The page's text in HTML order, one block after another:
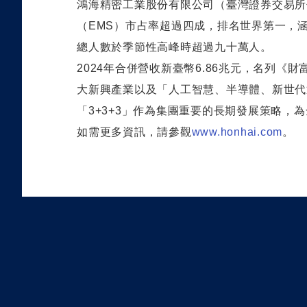
鴻海精密工業股份有限公司（臺灣證券交易
（ EMS ）市占率超過四成，排名世界第一，
總人數於季節性高峰時超過九十萬人。
2024年合併營收新臺幣6.86兆元，名列《財
大新興產業以及「人工智慧、半導體、新世
「 3+3+3 」作為集團重要的長期發展策略，
如需更多資訊，請參觀www.honhai.com。